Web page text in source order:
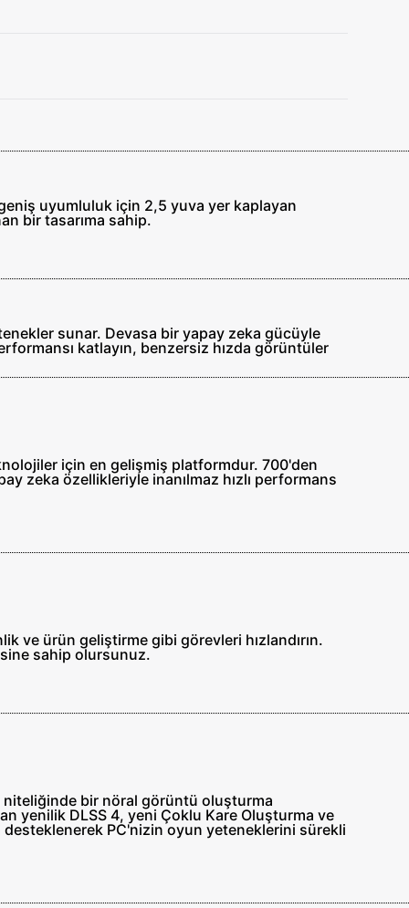
uyumluluk için 2,5 yuva yer kaplayan
bir tasarıma sahip.
sunar. Devasa bir yapay zeka gücüyle
katlayın, benzersiz hızda görüntüler
için en gelişmiş platformdur. 700'den
zeka özellikleriyle inanılmaz hızlı performans
ve ürün geliştirme gibi görevleri hızlandırın.
sahip olursunuz.
niteliğinde bir nöral görüntü oluşturma
yenilik DLSS 4, yeni Çoklu Kare Oluşturma ve
PC'nizin oyun yeteneklerini sürekli